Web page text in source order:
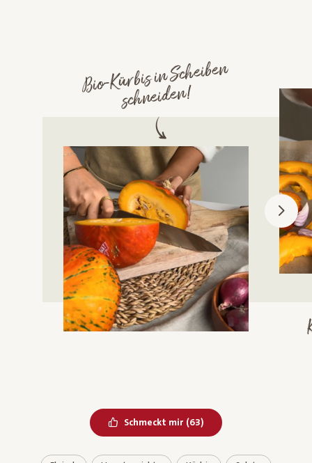
Bio-Kürbis in Scheiben
schneiden!
Schmeckt mir Bereits geliked
(63)